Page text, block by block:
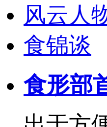
风云人
食锦谈
食形部